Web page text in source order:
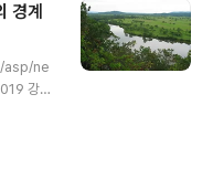
11 2
에서
러시아
지역
주 남
경계
asp/ne
강인
십개